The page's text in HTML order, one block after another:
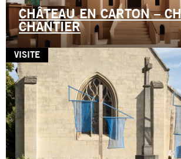
CHÂTEAU EN CARTON –
CHANTIER
VISITE